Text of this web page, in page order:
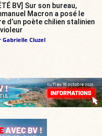
BV] Sur son bureau,
Macron a posé le
d’un poète chilien stalinien
Gabrielle Cluzel